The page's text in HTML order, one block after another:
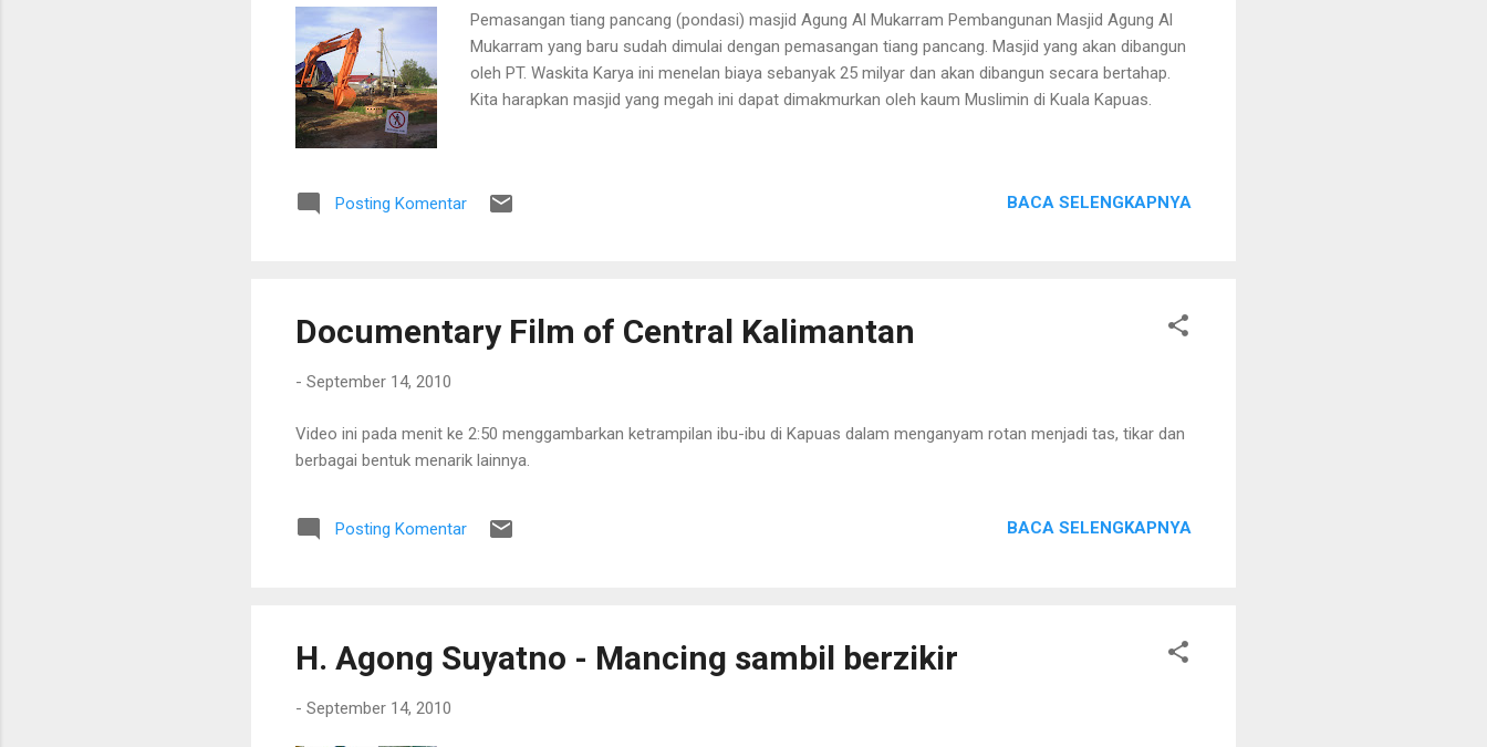
Pemasangan tiang pancang (pondasi) masjid Agung Al Mukarram Pembangunan Masjid Agung Al
Mukarram yang baru sudah dimulai dengan pemasangan tiang pancang. Masjid yang akan dibangun
oleh PT. Waskita Karya ini menelan biaya sebanyak 25 milyar dan akan dibangun secara bertahap.
Kita harapkan masjid yang megah ini dapat dimakmurkan oleh kaum Muslimin di Kuala Kapuas.
Posting Komentar BACA SELENGKAPNYA
Documentary Film of Central Kalimantan
- September 14, 2010
Video ini pada menit ke 2:50 menggambarkan ketrampilan ibu-ibu di Kapuas dalam menganyam rotan menjadi tas, tikar dan
berbagai bentuk menarik lainnya.
Posting Komentar BACA SELENGKAPNYA
H. Agong Suyatno - Mancing sambil berzikir
- September 14, 2010